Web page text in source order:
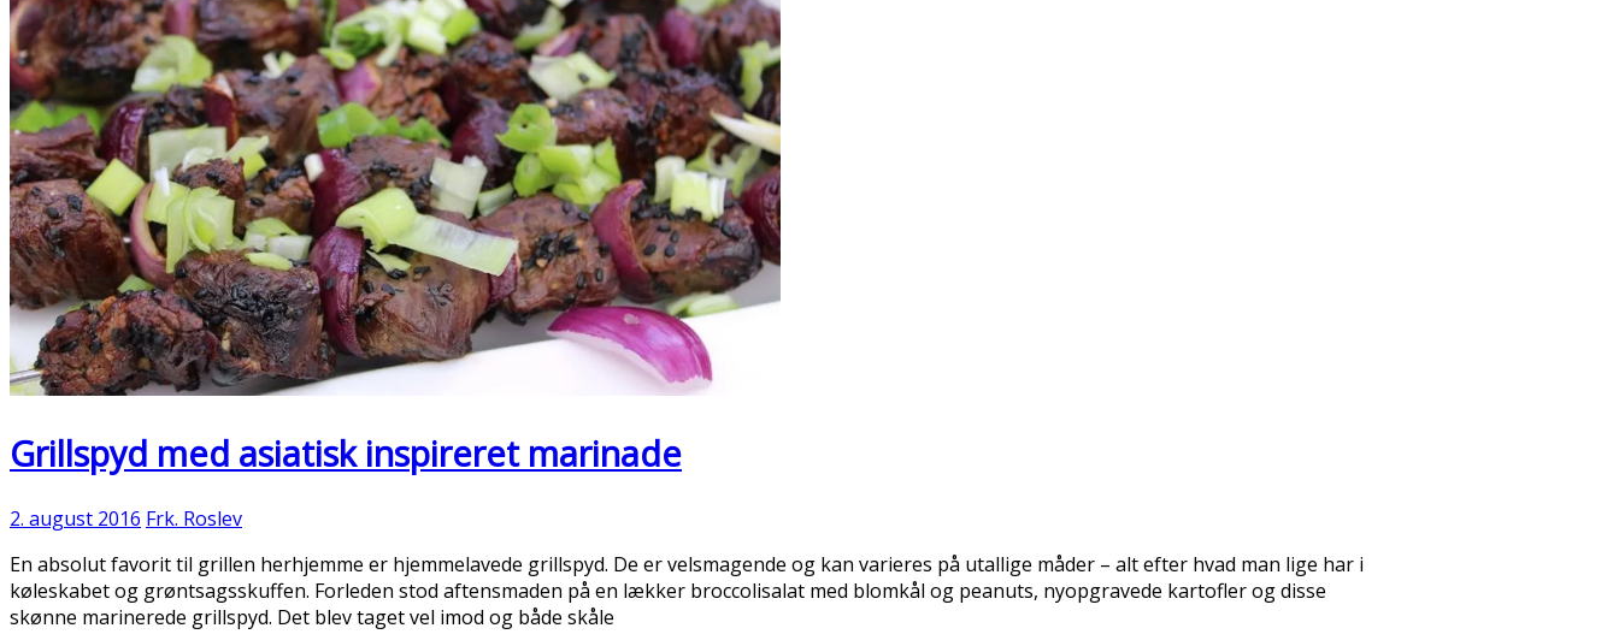
Grillspyd med asiatisk inspireret marinade
2. august 2016 Frk. Roslev
En absolut favorit til grillen herhjemme er hjemmelavede grillspyd. De er velsmagende og kan varieres på utallige måder – alt efter hvad man lige har i
køleskabet og grøntsagsskuffen. Forleden stod aftensmaden på en lækker broccolisalat med blomkål og peanuts, nyopgravede kartofler og disse
skønne marinerede grillspyd. Det blev taget vel imod og både skåle